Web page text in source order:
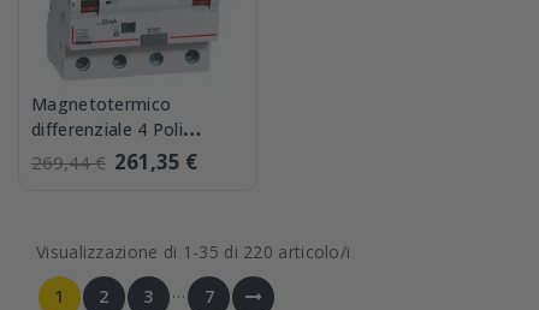
Magnetotermico
differenziale 4 Poli
Bticino GA8843AC32 4.5
kA 32A
269,44 € 261,35 €
Visualizzazione di 1-35 di 220 articolo/i
1
2 3 … 7